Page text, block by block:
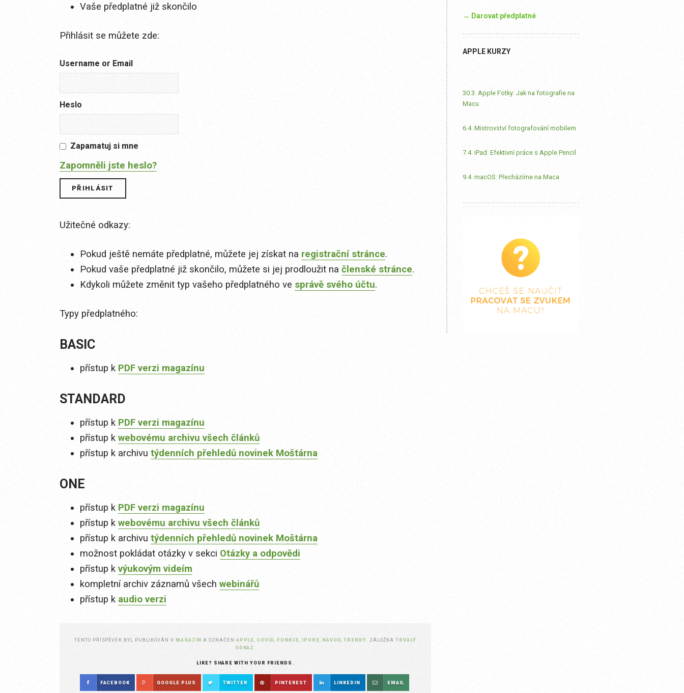
Vaše předplatné již skončilo
Přihlásit se můžete zde:
Username or Email
Heslo
Zapamatuj si mne
Zapomněli jste heslo?
Užitečné odkazy:
Pokud ještě nemáte předplatné, můžete jej získat na registrační stránce.
Pokud vaše předplatné již skončilo, můžete si jej prodloužit na členské stránce.
Kdykoli můžete změnit typ vašeho předplatného ve správě svého účtu.
Typy předplatného:
BASIC
přístup k PDF verzi magazínu
STANDARD
přístup k PDF verzi magazínu
přístup k webovému archivu všech článků
přístup k archivu týdenních přehledů novinek Moštárna
ONE
přístup k PDF verzi magazínu
přístup k webovému archivu všech článků
přístup k archivu týdenních přehledů novinek Moštárna
možnost pokládat otázky v sekci Otázky a odpovědi
přístup k výukovým videím
kompletní archiv záznamů všech webinářů
přístup k audio verzi
TENTO PŘÍSPĚVEK BYL PUBLIKOVÁN V MAGAZÍN A OZNAČEN APPLE COVID FUNKCE IPURE NÁVOD ,TRENDY . ZÁLOŽKATRVALÝ
ODKAZ
LIKE? SHARE WITH YOUR FRIENDS.
FACEBOOK GOOGLE PLUS TWITTER PINTEREST LINKEDIN EMAIL
→ Darovat předplatné
APPLE KURZY
30.3. Apple Fotky: Jak na fotografie na
Macu
6.4. Mistrovství fotografování mobilem
7.4. iPad: Efektivní práce s Apple Pencil
9.4. macOS: Přecházíme na Maca